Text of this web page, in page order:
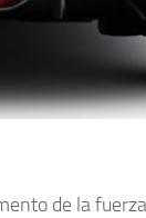
de la